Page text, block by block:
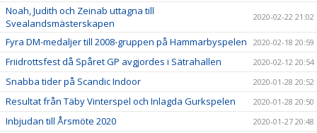
Noah, Judith och Zeinab uttagna till
Svealandsmästerskapen
2020-02-22 21:02
Fyra DM-medaljer till 2008-gruppen på Hammarbyspelen 2020-02-18 20:59
Friidrottsfest då Spåret GP avgjordes i Sätrahallen 2020-02-12 20:54
Snabba tider på Scandic Indoor 2020-01-28 20:52
Resultat från Täby Vinterspel och Inlagda Gurkspelen 2020-01-28 20:50
Inbjudan till Årsmöte 2020 2020-01-27 20:48